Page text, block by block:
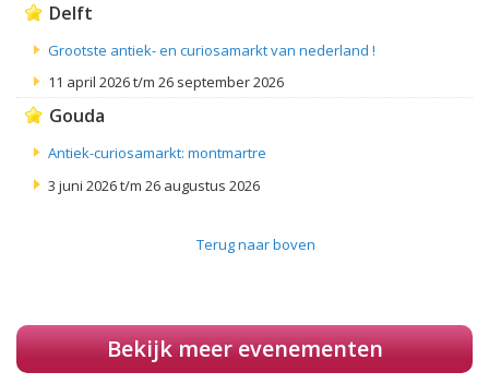
Delft
Grootste antiek- en curiosamarkt van nederland !
11 april 2026 t/m 26 september 2026
Gouda
Antiek-curiosamarkt: montmartre
3 juni 2026 t/m 26 augustus 2026
Terug naar boven
Bekijk meer evenementen